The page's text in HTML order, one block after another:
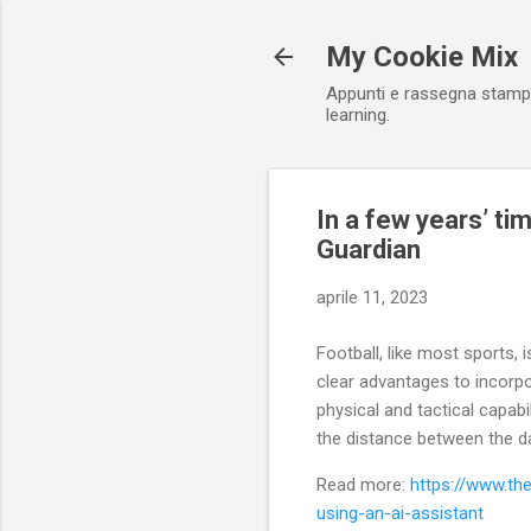
My Cookie Mix
Appunti e rassegna
learning.
In a few years’
Guardian
aprile 11, 2023
Football, like most sports,
clear advantages to
physical and tactical
the distance between the
Read more: https://
using-an-ai-assistant